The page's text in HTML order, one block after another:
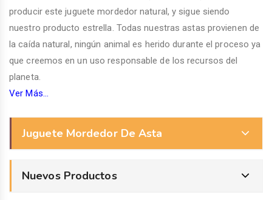
producir este juguete mordedor natural, y sigue siendo
nuestro producto estrella. Todas nuestras astas provienen de
la caída natural, ningún animal es herido durante el proceso ya
que creemos en un uso responsable de los recursos del
planeta.
Ver Más...
Juguete Mordedor De Asta
Nuevos Productos